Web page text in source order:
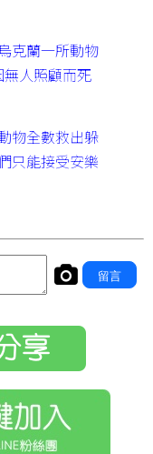
克蘭一所動物
人照顧而死
物全數救出躲
只能接受安樂